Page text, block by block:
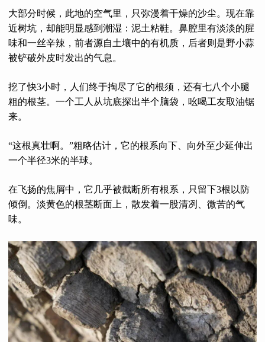
大部分时候，此地的空气里，只弥漫着干燥的沙尘。现在靠
近树坑，却能明显感到潮湿：泥土粘鞋。鼻腔里有淡淡的腥
味和一丝辛辣，前者源自土壤中的有机质，后者则是野小蒜
被铲破外皮时发出的气息。
挖了快3小时，人们终于掏尽了它的根须，还有七八个小腿
粗的根茎。一个工人从坑底探出半个脑袋，吆喝工友取油锯
来。
“这根真壮啊。”粗略估计，它的根系向下、向外至少延伸出
一个半径3米的半球。
在飞扬的焦屑中，它几乎被截断所有根系，只留下3根以防
倾倒。淡黄色的根茎断面上，散发着一股清冽、微苦的气
味。